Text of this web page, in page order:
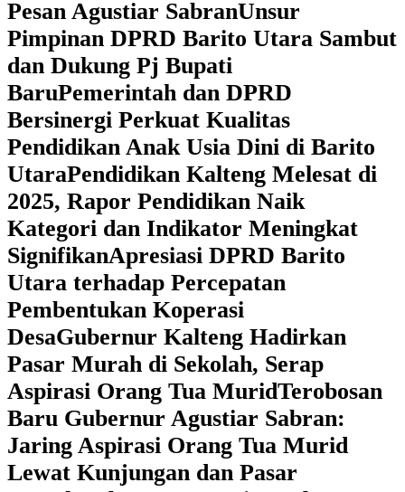
Pesan Agustiar SabranUnsur
Pimpinan DPRD Barito Utara Sambut
dan Dukung Pj Bupati
BaruPemerintah dan DPRD
Bersinergi Perkuat Kualitas
Pendidikan Anak Usia Dini di Barito
Utara‎Pendidikan Kalteng Melesat di
2025, Rapor Pendidikan Naik
Kategori dan Indikator Meningkat
SignifikanApresiasi DPRD Barito
Utara terhadap Percepatan
Pembentukan Koperasi
Desa‎Gubernur Kalteng Hadirkan
Pasar Murah di Sekolah, Serap
Aspirasi Orang Tua Murid‎Terobosan
Baru Gubernur Agustiar Sabran:
Jaring Aspirasi Orang Tua Murid
Lewat Kunjungan dan Pasar